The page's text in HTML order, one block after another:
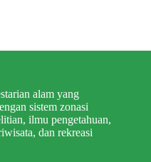
alam yang
sistem zonasi
ilmu pengetahuan,
dan rekreasi